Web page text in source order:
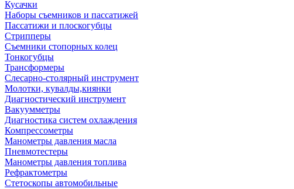
Кусачки
Наборы съемников и пассатижей
Пассатижи и плоскогубцы
Стрипперы
Съемники стопорных колец
Тонкогубцы
Трансформеры
Слесарно-столярный инструмент
Молотки, кувалды,киянки
Диагностический инструмент
Вакуумметры
Диагностика систем охлаждения
Компрессометры
Манометры давления масла
Пневмотестеры
Манометры давления топлива
Рефрактометры
Стетоскопы автомобильные